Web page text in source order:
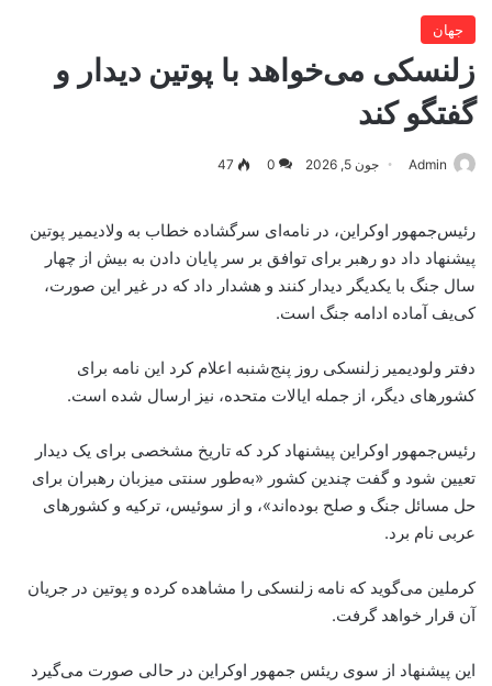
جهان
زلنسکی می‌خواهد با پوتین دیدار و
گفتگو کند
Admin جون 5, 2026 0
47
رئیس‌جمهور اوکراین، در نامه‌ای سرگشاده خطاب به ولادیمیر پوتین
پیشنهاد داد دو رهبر برای توافق بر سر پایان دادن به بیش از چهار
سال جنگ با یکدیگر دیدار کنند و هشدار داد که در غیر این صورت،
کی‌یف آماده ادامه جنگ است.
دفتر ولودیمیر زلنسکی روز پنج‌شنبه اعلام کرد این نامه برای
کشورهای دیگر، از جمله ایالات متحده، نیز ارسال شده است.
رئیس‌جمهور اوکراین پیشنهاد کرد که تاریخ مشخصی برای یک دیدار
تعیین شود و گفت چندین کشور «به‌طور سنتی میزبان رهبران برای
حل مسائل جنگ و صلح بوده‌اند»، و از سوئیس، ترکیه و کشورهای
عربی نام برد.
کرملین می‌گوید که نامه زلنسکی را مشاهده کرده و پوتین در جریان
آن قرار خواهد گرفت.
این پیشنهاد از سوی ریئس جمهور اوکراین در حالی صورت می‌گیرد